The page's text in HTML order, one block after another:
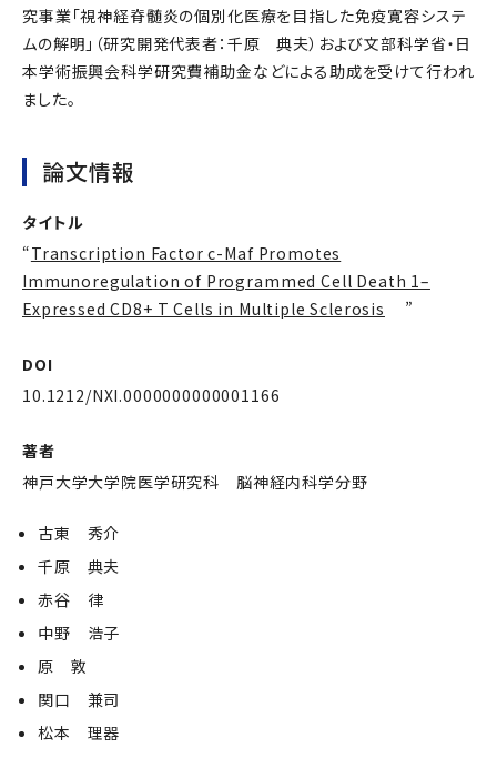
究事業「視神経脊髄炎の個別化医療を目指した免疫寛容システ
ムの解明」（研究開発代表者：千原 典夫）および文部科学省・日
本学術振興会科学研究費補助金などによる助成を受けて行われ
ました。
論文情報
タイトル
“Transcription Factor c-Maf Promotes
Immunoregulation of Programmed Cell Death 1–
Expressed CD8+ T Cells in Multiple Sclerosis
”
DOI
10.1212/NXI.0000000000001166
著者
神戸大学大学院医学研究科 脳神経内科学分野
古東 秀介
千原 典夫
赤谷 律
中野 浩子
原 敦
関口 兼司
松本 理器